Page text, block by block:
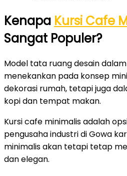
Kenapa Kursi Cafe
Sangat Populer?
Model tata ruang desain
menekankan pada konsep
dekorasi rumah, tetapi juga
kopi dan tempat makan.
Kursi cafe minimalis adalah
pengusaha industri di Gowa
minimalis akan tetapi tetap
dan elegan.